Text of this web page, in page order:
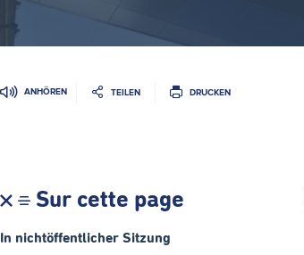
ANHÖREN TEILEN DRUCKEN
Sur cette page
In nichtöffentlicher Sitzung